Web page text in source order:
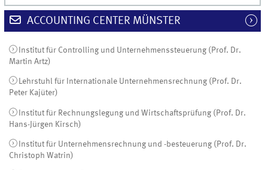
ACCOUNTING CENTER MÜNSTER
Institut für Controlling und Unternehmenssteuerung (Prof. Dr.
Martin Artz)
Lehrstuhl für Internationale Unternehmensrechnung (Prof. Dr.
Peter Kajüter)
Institut für Rechnungslegung und Wirtschaftsprüfung (Prof. Dr.
Hans-Jürgen Kirsch)
Institut für Unternehmensrechnung und -besteuerung (Prof. Dr.
Christoph Watrin)